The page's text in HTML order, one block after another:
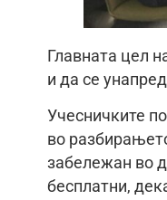
Главната цел
и да се
Учесничките
во
забележан во
бесплатни,